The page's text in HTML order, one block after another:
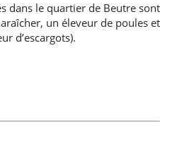
dans le quartier de Beutre sont
un éleveur de poules et
d’escargots).